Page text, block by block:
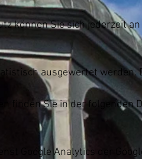
können Sie sich jederzeit
ausgewertet werden.
finden Sie in der folgenden
Google Analytics der